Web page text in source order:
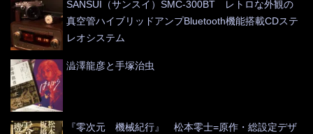
SANSUI（サンスイ）SMC-300BT レトロな外観の
真空管ハイブリッドアンプBluetooth機能搭載CDステ
レオシステム
澁澤龍彦と手塚治虫
『零次元 機械紀行』 松本零士=原作・総設定デザ